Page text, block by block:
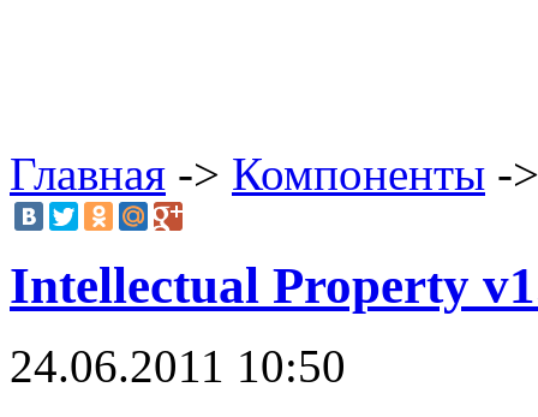
Главная -> Компоненты -
Intellectual Property
24.06.2011 10:50